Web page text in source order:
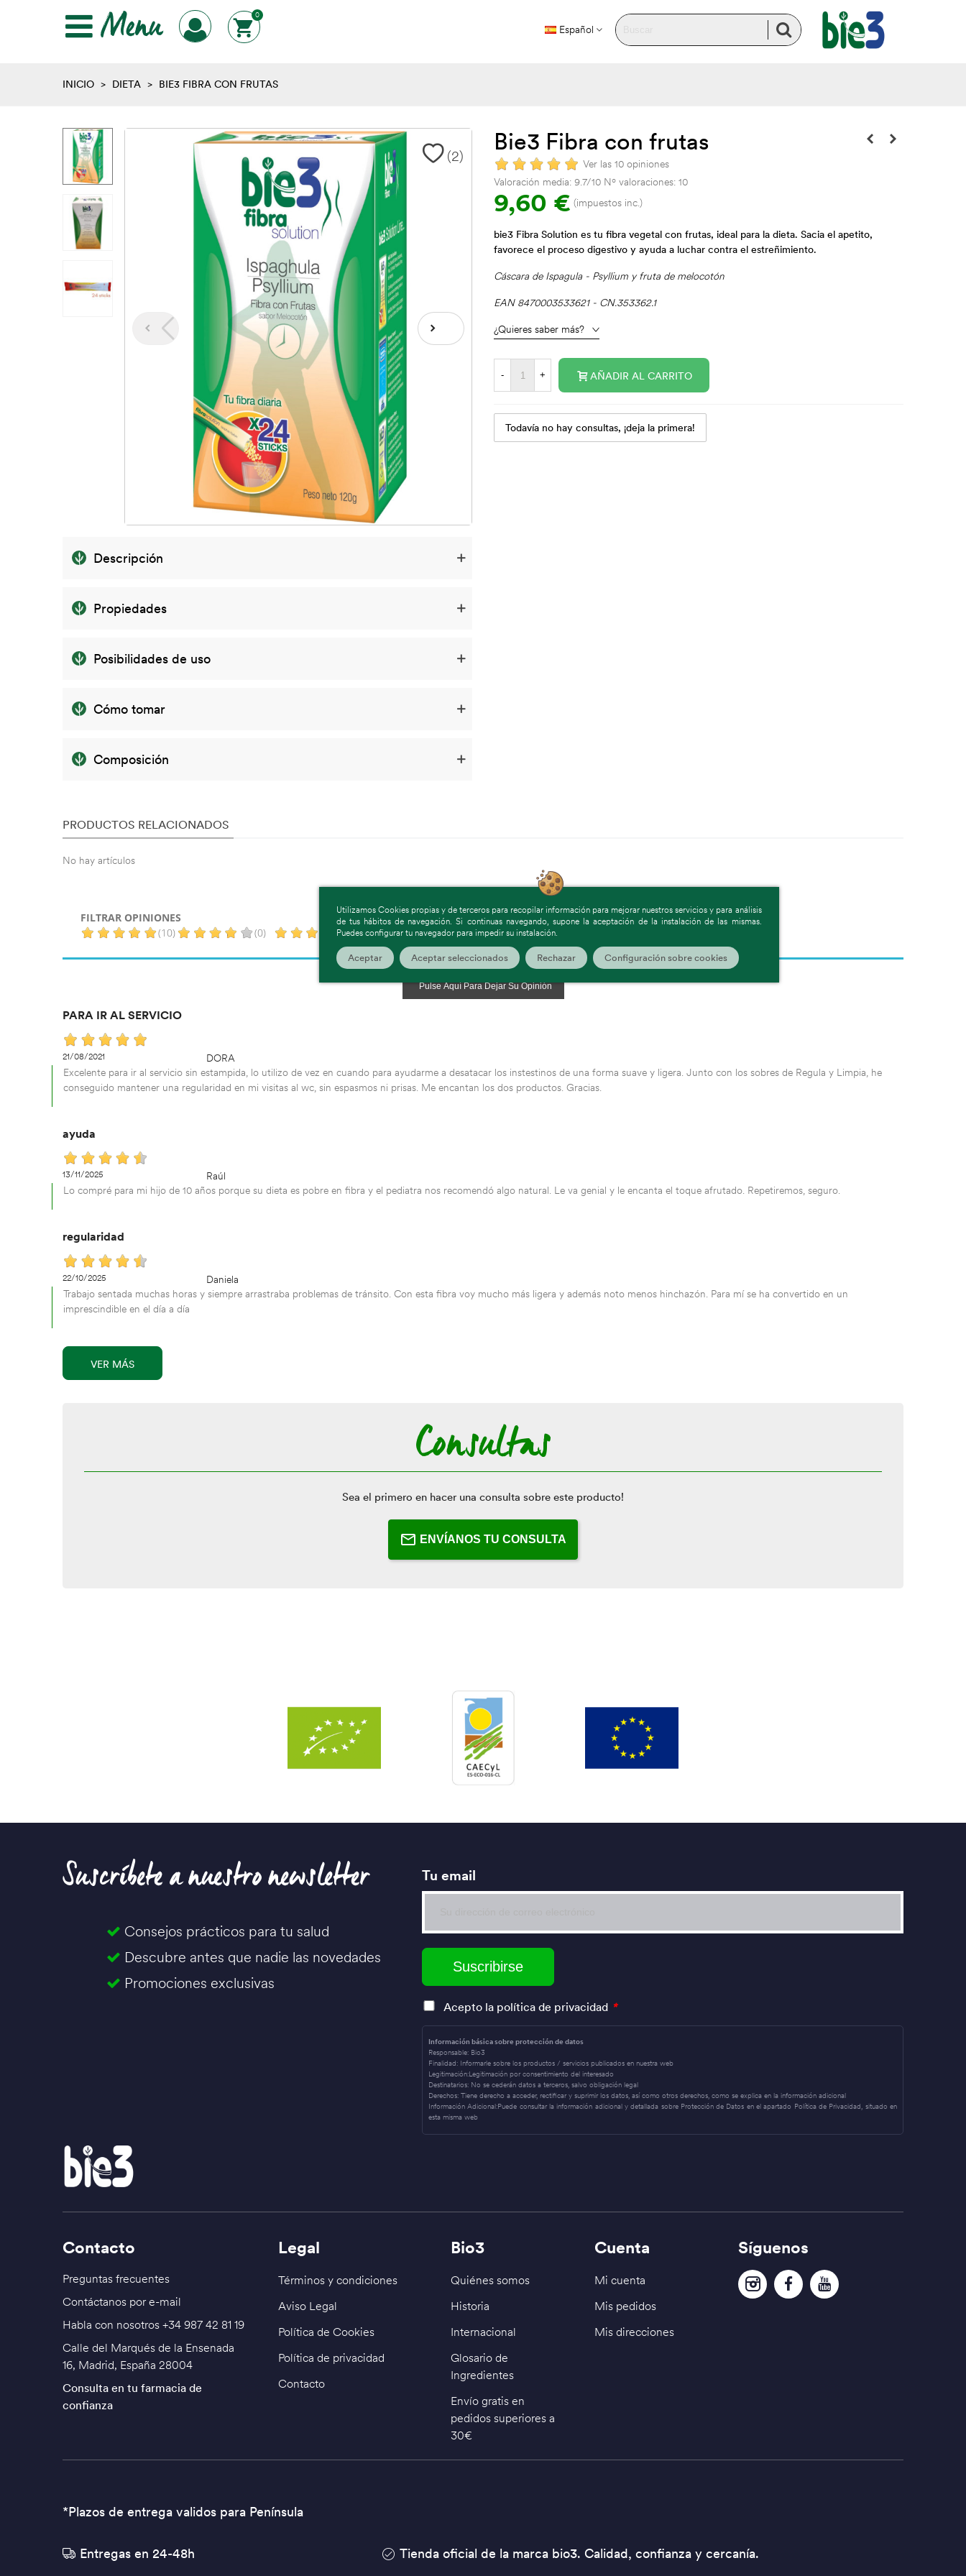
Utilizamos Cookies propias y de terceros para recopilar información para mejorar nuestros servicios y para análisis
de tus hábitos de navegación. Si continuas navegando, supone la aceptación de la instalación de las mismas.
Puedes configurar tu navegador para impedir su instalación.
Aceptar Aceptar seleccionados Rechazar Configuración sobre cookies
Menu 0
Español
INICIO > DIETA > BIE3 FIBRA CON FRUTAS
Descripción
Propiedades
Posibilidades de uso
Cómo tomar
Composición
(2) Bie3 Fibra con frutas
Ver las 10 opiniones
Valoración media: 9.7/10 Nº valoraciones: 10
9,60 € (impuestos inc.)
bie3 Fibra Solution es tu fibra vegetal con frutas, ideal para la dieta. Sacia el apetito,
favorece el proceso digestivo y ayuda a luchar contra el estreñimiento.
Cáscara de Ispagula - Psyllium y fruta de melocotón
EAN 8470003533621 - CN.353362.1
¿Quieres saber más?
- + AÑADIR AL CARRITO
Todavía no hay consultas, ¡deja la primera!
PRODUCTOS RELACIONADOS
No hay artículos
FILTRAR OPINIONES
(10)
(0) (0) (0) (0)
Pulse Aquí Para Dejar Su Opinión
PARA IR AL SERVICIO
21/08/2021
DORA
Excelente para ir al servicio sin estampida, lo utilizo de vez en cuando para ayudarme a desatacar los instestinos de una forma suave y ligera. Junto con los sobres de Regula y Limpia, he
conseguido mantener una regularidad en mi visitas al wc, sin espasmos ni prisas. Me encantan los dos productos. Gracias.
ayuda
13/11/2025
Raúl
Lo compré para mi hijo de 10 años porque su dieta es pobre en fibra y el pediatra nos recomendó algo natural. Le va genial y le encanta el toque afrutado. Repetiremos, seguro.
regularidad
22/10/2025
Daniela
Trabajo sentada muchas horas y siempre arrastraba problemas de tránsito. Con esta fibra voy mucho más ligera y además noto menos hinchazón. Para mí se ha convertido en un
imprescindible en el día a día
VER MÁS
Consultas
Sea el primero en hacer una consulta sobre este producto!
ENVÍANOS TU CONSULTA
Suscríbete a nuestro newsletter
Consejos prácticos para tu salud
Descubre antes que nadie las novedades
Promociones exclusivas
Tu email
Acepto la política de privacidad *
Información básica sobre protección de datos
Responsable: Bio3
Finalidad: Informarle sobre los productos / servicios publicados en nuestra web
Legitimación:Legitimación por consentimiento del interesado
Destinatarios: No se cederán datos a terceros, salvo obligación legal
Derechos: Tiene derecho a acceder, rectificar y suprimir los datos, así como otros derechos, como se explica en la información adicional
Información Adicional:Puede consultar la información adicional y detallada sobre Protección de Datos en el apartado Política de Privacidad, situado en
esta misma web
Contacto
Preguntas frecuentes
Contáctanos por e-mail
Habla con nosotros +34 987 42 81 19
Calle del Marqués de la Ensenada
16, Madrid, España 28004
Consulta en tu farmacia de
confianza
Legal
Términos y condiciones
Aviso Legal
Política de Cookies
Política de privacidad
Contacto
Bio3
Quiénes somos
Historia
Internacional
Glosario de
Ingredientes
Envío gratis en
pedidos superiores a
30€
Cuenta
Mi cuenta
Mis pedidos
Mis direcciones
Síguenos
*Plazos de entrega validos para Península
Entregas en 24-48h
Tienda oficial de la marca bio3. Calidad, confianza y cercanía.